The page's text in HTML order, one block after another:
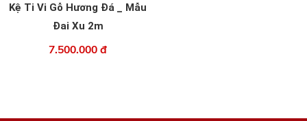
Kệ Ti Vi Gỗ Hương Đá _ Mẫu
Đai Xu 2m
7.500.000 đ